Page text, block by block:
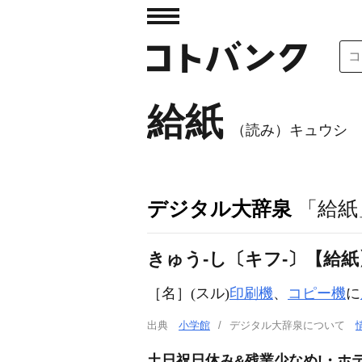
給紙 （読み）キュウシ
デジタル大辞泉 「給
きゅう‐し〔キフ‐〕【給
［名］ (スル)印刷機、 コピー機に
出典 小学館 デジタル大辞泉について